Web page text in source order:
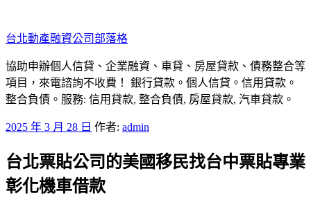
至
主
要
內
容
台北動產融資公司部落格
協助申辦個人信貸、企業融資、車貸、房屋貸款、債務整合等
項目，來電諮詢不收費！ 銀行貸款。個人信貸。信用貸款。
整合負債。服務: 信用貸款, 整合負債, 房屋貸款, 汽車貸款。
發
於
2025 年 3 月 28 日 作者: admin
台北票貼公司的美國移民找台中票貼專業
彰化機車借款